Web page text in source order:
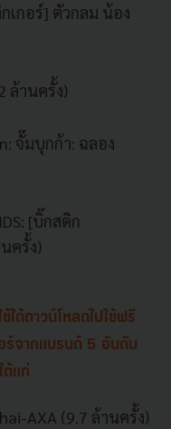
เกอร์] ตัวกลม น้อง
ล้านครั้ง)
จั๊มบุกก้า: ฉลอง
[บิ๊กสติก
ครั้ง)
ใช้ได้ดาวน์โหลดไปใช้ฟรี
ร์จากแบรนด์ 5 อันดับ
ด้แก่
AXA (9.7 ล้านครั้ง)